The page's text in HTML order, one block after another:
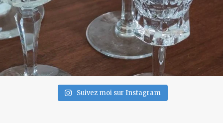
Suivez moi sur Instagram